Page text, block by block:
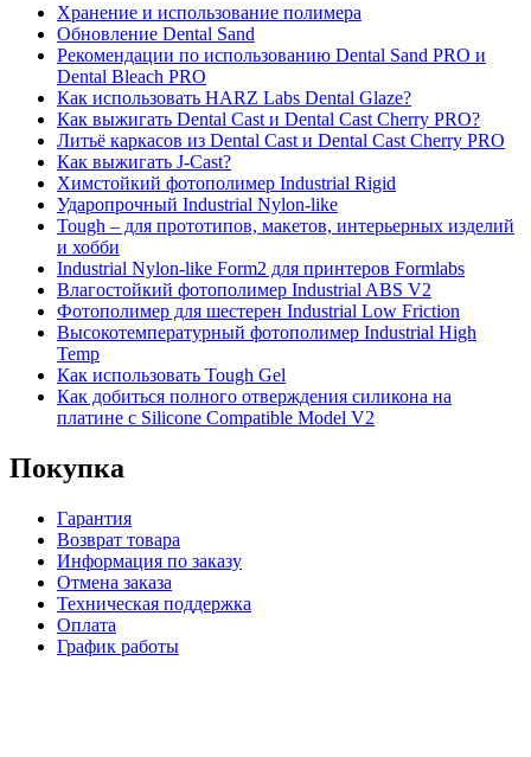
Хранение и использование полимера
Обновление Dental Sand
Рекомендации по использованию Dental Sand PRO и
Dental Bleach PRO
Как использовать HARZ Labs Dental Glaze?
Как выжигать Dental Cast и Dental Cast Cherry PRO?
Литьё каркасов из Dental Cast и Dental Cast Cherry PRO
Как выжигать J-Cast?
Химстойкий фотополимер Industrial Rigid
Ударопрочный Industrial Nylon-like
Tough – для прототипов, макетов, интерьерных изделий
и хобби
Industrial Nylon-like Form2 для принтеров Formlabs
Влагостойкий фотополимер Industrial ABS V2
Фотополимер для шестерен Industrial Low Friction
Высокотемпературный фотополимер Industrial High
Temp
Как использовать Tough Gel
Как добиться полного отверждения силикона на
платине с Silicone Compatible Model V2
Покупка
Гарантия
Возврат товара
Информация по заказу
Отмена заказа
Техническая поддержка
Оплата
График работы